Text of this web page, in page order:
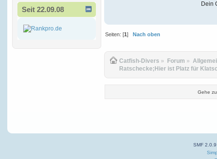
Seit 22.09.08
Dein
Seiten: [1] Nach oben
Catfish-Divers » Forum »
Ratschecke;Hier ist Platz für
Gehe
SMF 2.0.9